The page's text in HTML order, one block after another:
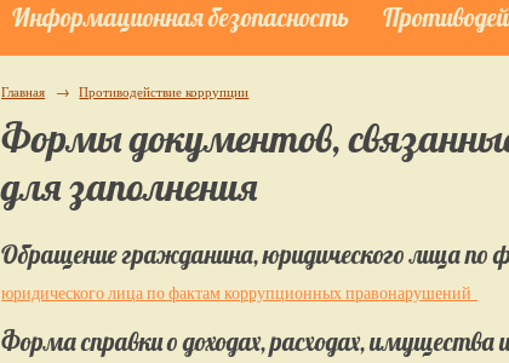
Информационная безопасность
Главная → Противодействие коррупции
Формы документов,
для заполнения
Обращение гражданина, юридического лица
юридического лица по фактам коррупционных правонарушений
Форма справки о доходах, расходах,